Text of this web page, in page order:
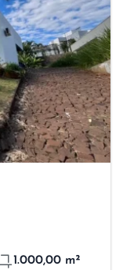
1.000,00 m²